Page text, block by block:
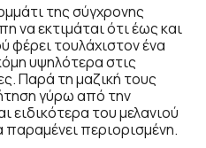
της σύγχρονης
να εκτιμάται ότι έως και
φέρει τουλάχιστον ένα
υψηλότερα στις
Παρά τη μαζική τους
γύρω από την
ειδικότερα του μελανιού
περιορισμένη.